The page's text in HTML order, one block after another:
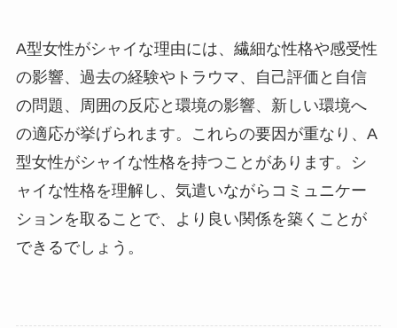
A型女性がシャイな理由には、繊細な性格や感受性
の影響、過去の経験やトラウマ、自己評価と自信
の問題、周囲の反応と環境の影響、新しい環境へ
の適応が挙げられます。これらの要因が重なり、A
型女性がシャイな性格を持つことがあります。シ
ャイな性格を理解し、気遣いながらコミュニケー
ションを取ることで、より良い関係を築くことが
できるでしょう。